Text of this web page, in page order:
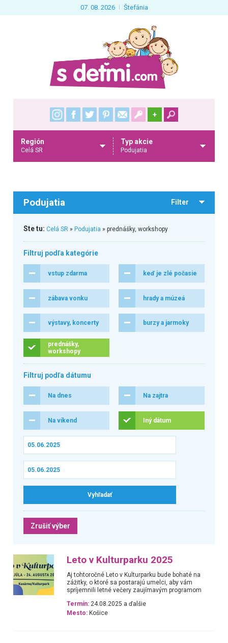
07. 08. 2026 Štefánia
+
Región
Celá SR
Typ akcie
Podujatia
Podujatia Filter
Ste tu: Celá SR» Podujatia » prednášky, workshopy
Filtruj podľa kategórie
vstup zdarma keď je zlé počasie
zábava vonku hrady a múzeá
výstavy, koncerty burzy a jarmoky
prednášky,
workshopy
Filtruj podľa dátumu
Na dnes Na zajtra
Na víkend Iný dátum
Zrušiť výber
Leto v Kulturparku 2025
Aj tohtoročné Leto v Kulturparku bude bohaté na
zážitky, o ktoré sa postarajú umelci, aby vám
spríjemnili letné večery zaujímavým programom
Termín: 24.08.2025 a ďalšie
Mesto: Košice